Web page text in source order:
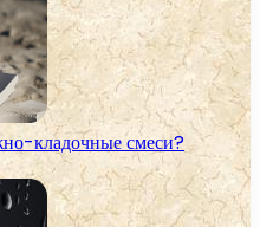
кладочные смеси?